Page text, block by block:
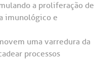
a proliferação de
imunológico e
uma varredura da
processos